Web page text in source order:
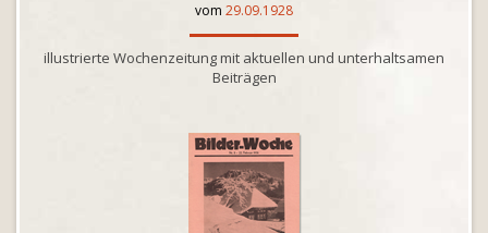
vom 29.09.1928
illustrierte Wochenzeitung mit aktuellen und unterhaltsamen
Beiträgen